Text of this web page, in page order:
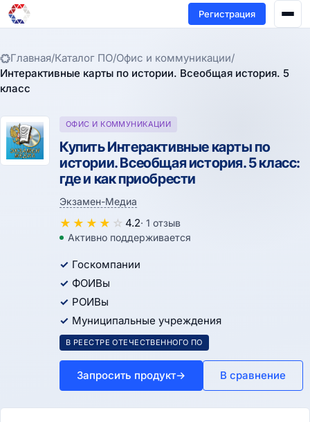
Регистрация
Главная/Каталог ПО/Офис и коммуникации/
Интерактивные карты по истории. Всеобщая история. 5
класс
ОФИС И КОММУНИКАЦИИ
Купить Интерактивные карты по
истории. Всеобщая история. 5 класс:
где и как приобрести
Экзамен-Медиа
★ ★ ★ ★ ☆ 4.2· 1 отзыв
Активно поддерживается
Госкомпании
ФОИВы
РОИВы
Муниципальные учреждения
В РЕЕСТРЕ ОТЕЧЕСТВЕННОГО ПО
Запросить продукт→ В сравнение